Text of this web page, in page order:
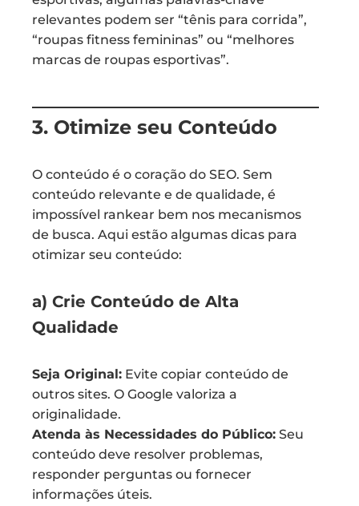
relevantes podem ser “tênis para corrida”,
“roupas fitness femininas” ou “melhores
marcas de roupas esportivas”.
3. Otimize seu Conteúdo
O conteúdo é o coração do SEO. Sem
conteúdo relevante e de qualidade, é
impossível rankear bem nos mecanismos
de busca. Aqui estão algumas dicas para
otimizar seu conteúdo:
a) Crie Conteúdo de Alta
Qualidade
Seja Original: Evite copiar conteúdo de
outros sites. O Google valoriza a
originalidade.
Atenda às Necessidades do Público: Seu
conteúdo deve resolver problemas,
responder perguntas ou fornecer
informações úteis.